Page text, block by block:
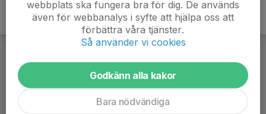
webbplats ska fungera bra för dig. De används
även för webbanalys i syfte att hjälpa oss att
förbättra våra tjänster.
Så använder vi cookies
Godkänn alla kakor
Bara nödvändiga